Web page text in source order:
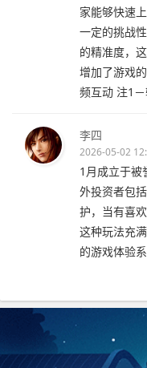
家能够快速
一定的挑战
的精准度，
增加了游戏
频互动 注1
李四
2026-05-02
1月成立于
外投资者包
护，当有喜
这种玩法充
的游戏体验